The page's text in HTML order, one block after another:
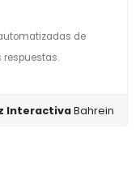
de
respuestas.
InteractivaBahrein